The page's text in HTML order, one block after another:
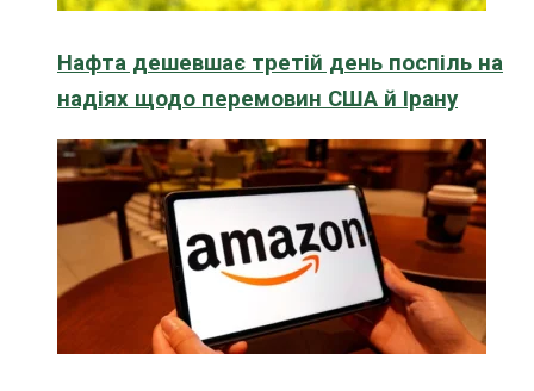
Нафта дешевшає третій день поспіль на
надіях щодо перемовин США й Ірану